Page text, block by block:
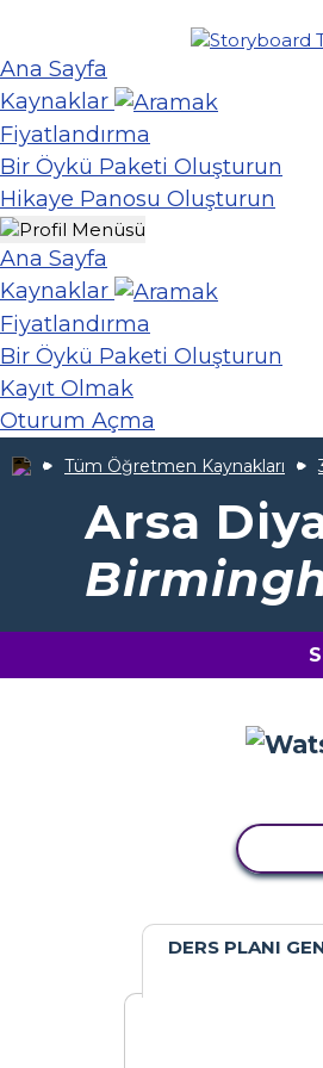
Ana Sayfa
Kaynaklar
Fiyatlandırma
Bir Öykü Paketi Oluşturun
Hikaye Panosu Oluşturun
Ana Sayfa
Kaynaklar
Fiyatlandırma
Bir Öykü Paketi Oluşturun
Kayıt Olmak
Oturum Açma
Tüm Öğretmen Kaynakları
Arsa
DERS PLANI